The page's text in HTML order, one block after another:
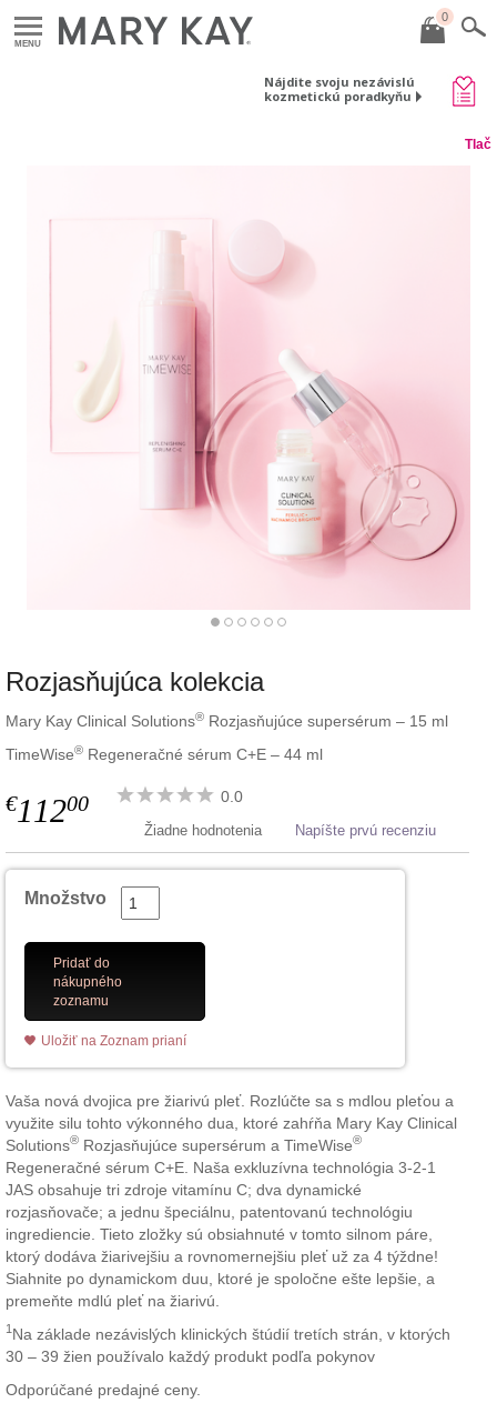
MENU
0
Nájdite svoju nezávislú
kozmetickú poradkyňu
Tlač
Rozjasňujúca kolekcia
Mary Kay Clinical Solutions® Rozjasňujúce supersérum – 15 ml
TimeWise® Regeneračné sérum C+E – 44 ml
€11200 0.0
Žiadne hodnotenia Napíšte prvú recenziu
Množstvo
Pridať do
nákupného
zoznamu
Uložiť na Zoznam prianí
Vaša nová dvojica pre žiarivú pleť. Rozlúčte sa s mdlou pleťou a
využite silu tohto výkonného dua, ktoré zahŕňa Mary Kay Clinical
Solutions® Rozjasňujúce supersérum a TimeWise®
Regeneračné sérum C+E. Naša exkluzívna technológia 3-2-1
JAS obsahuje tri zdroje vitamínu C; dva dynamické
rozjasňovače; a jednu špeciálnu, patentovanú technológiu
ingrediencie. Tieto zložky sú obsiahnuté v tomto silnom páre,
ktorý dodáva žiarivejšiu a rovnomernejšiu pleť už za 4 týždne!
Siahnite po dynamickom duu, ktoré je spoločne ešte lepšie, a
premeňte mdlú pleť na žiarivú.
1 Na základe nezávislých klinických štúdií tretích strán, v ktorých
30 – 39 žien používalo každý produkt podľa pokynov
Odporúčané predajné ceny.